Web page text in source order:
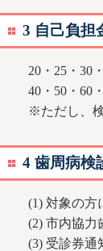
3 自己負担
20・25・30
40・50・60
※ただし、
4 歯周病検
(1) 対象の方
(2) 市内協力
(3) 受診券通